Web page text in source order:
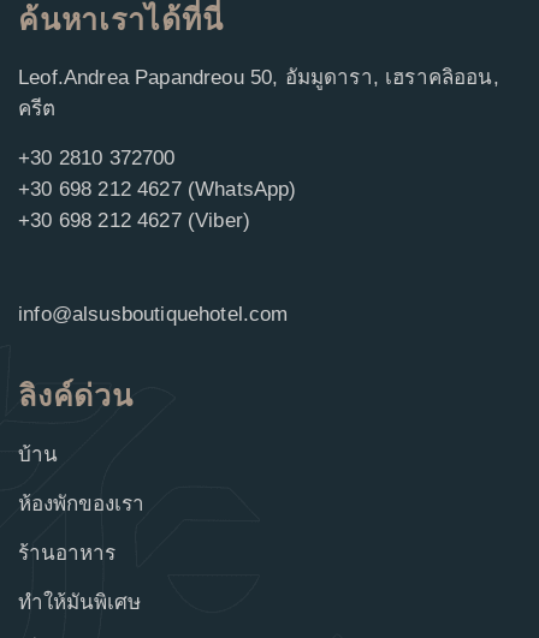
ค้นหาเราได้ที่นี่
Leof.Andrea Papandreou 50, อัมมูดารา, เฮราคลิออน,
ครีต
+30 2810 372700
+30 698 212 4627 (WhatsApp)
+30 698 212 4627 (Viber)
info@alsusboutiquehotel.com
ลิงค์ด่วน
บ้าน
ห้องพักของเรา
ร้านอาหาร
ทำให้มันพิเศษ